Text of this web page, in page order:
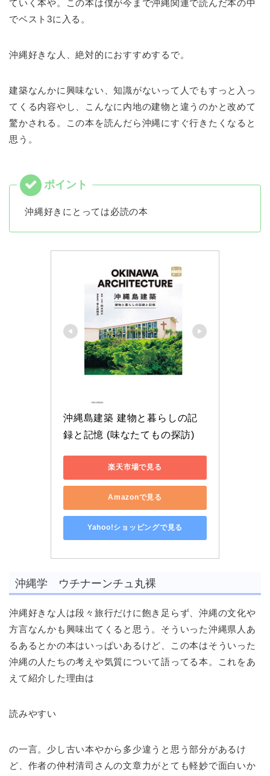
ていく本や。この本は僕が今まで沖縄関連で読んだ本の中
でベスト3に入る。
沖縄好きな人、絶対的におすすめするで。
建築なんかに興味ない、知識がないって人でもすっと入っ
てくる内容やし、こんなに内地の建物と違うのかと改めて
驚かされる。この本を読んだら沖縄にすぐ行きたくなると
思う。
沖縄好きにとっては必読の本
沖縄島建築 建物と暮らしの記
録と記憶 (味なたてもの探訪)
楽天市場で見る
Amazonで見る
Yahoo!ショッピングで見る
沖縄学 ウチナーンチュ丸裸
沖縄好きな人は段々旅行だけに飽き足らず、沖縄の文化や
方言なんかも興味出てくると思う。そういった沖縄県人あ
るあるとかの本はいっぱいあるけど、この本はそういった
沖縄の人たちの考えや気質について語ってる本。これをあ
えて紹介した理由は
読みやすい
の一言。少し古い本やから多少違うと思う部分があるけ
ど、作者の仲村清司さんの文章力がとても軽妙で面白いか